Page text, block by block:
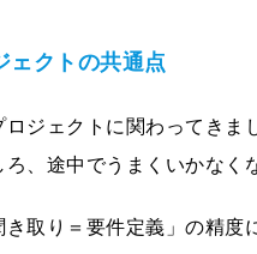
ェクトの共通点
ジェクトに関わってき
、途中でうまくいかなく
取り＝要件定義」の精